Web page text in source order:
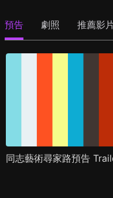
預告 劇照 推薦影
同志藝術尋家路預告